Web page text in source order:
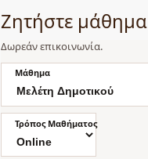
Ζητήστε μάθημα
Δωρεάν επικοινωνία.
Μάθημα
Τρόπος Μαθήματος